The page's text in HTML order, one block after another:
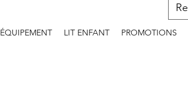
ÉQUIPEMENT LIT ENFANT PROMOTIONS